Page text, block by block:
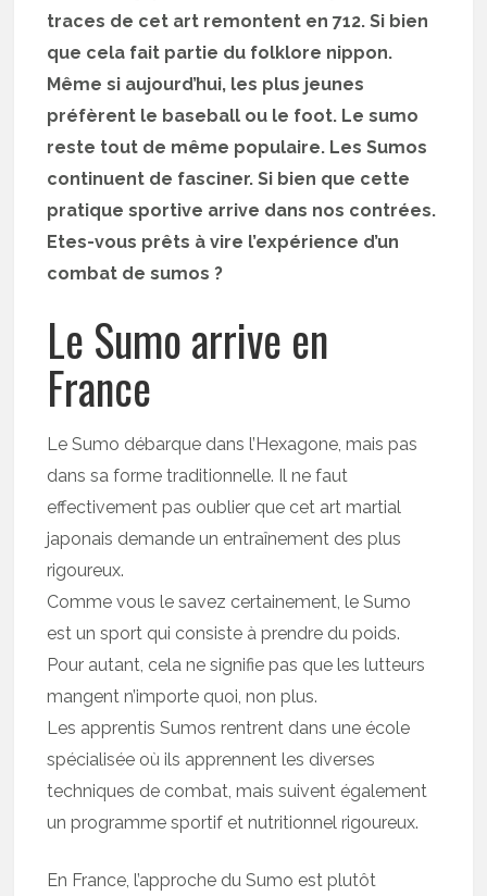
traces de cet art remontent en 712. Si bien
que cela fait partie du folklore nippon.
Même si aujourd’hui, les plus jeunes
préfèrent le baseball ou le foot. Le sumo
reste tout de même populaire. Les Sumos
continuent de fasciner. Si bien que cette
pratique sportive arrive dans nos contrées.
Etes-vous prêts à vire l’expérience d’un
combat de sumos ?
Le Sumo arrive en
France
Le Sumo débarque dans l’Hexagone, mais pas
dans sa forme traditionnelle. Il ne faut
effectivement pas oublier que cet art martial
japonais demande un entraînement des plus
rigoureux.
Comme vous le savez certainement, le Sumo
est un sport qui consiste à prendre du poids.
Pour autant, cela ne signifie pas que les lutteurs
mangent n’importe quoi, non plus.
Les apprentis Sumos rentrent dans une école
spécialisée où ils apprennent les diverses
techniques de combat, mais suivent également
un programme sportif et nutritionnel rigoureux.
En France, l’approche du Sumo est plutôt